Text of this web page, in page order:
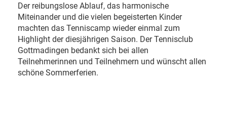
Der reibungslose Ablauf, das harmonische
Miteinander und die vielen begeisterten Kinder
machten das Tenniscamp wieder einmal zum
Highlight der diesjährigen Saison. Der Tennisclub
Gottmadingen bedankt sich bei allen
Teilnehmerinnen und Teilnehmern und wünscht allen
schöne Sommerferien.